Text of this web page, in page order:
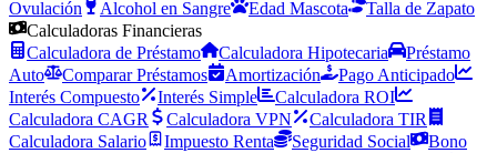
Ovulación
Alcohol en Sangre Edad Mascota
Talla de Zapato
Calculadoras Financieras
Calculadora de Préstamo
Calculadora Hipotecaria
Préstamo
Auto
Comparar Préstamos Amortización
Pago Anticipado
Interés Compuesto
Interés Simple
Calculadora ROI
Calculadora CAGR
Calculadora VPN
Calculadora TIR
Calculadora Salario
Impuesto Renta Seguridad Social
Bono